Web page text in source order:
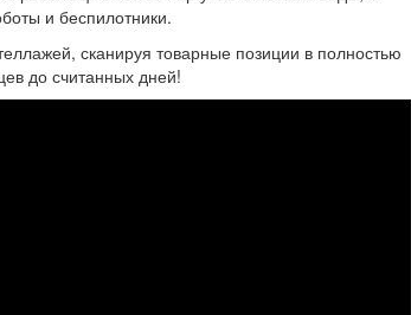
и беспилотники.
сканируя товарные позиции в полностью
до считанных дней!